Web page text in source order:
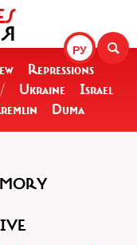
РУ
Repressions
/ Ukraine
Israel
Duma